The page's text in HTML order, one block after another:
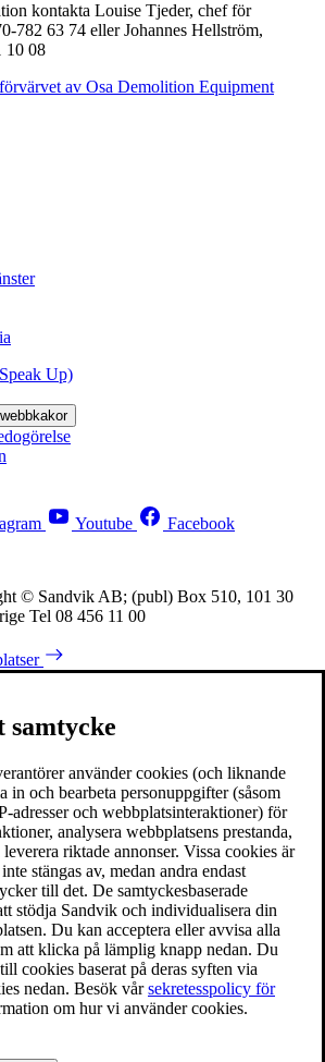
kontakta Louise Tjeder, chef för
782 63 74 eller Johannes Hellström,
10 08
av Osa Demolition Equipment
Up)
Youtube Facebook
© Sandvik AB; (publ) Box 510, 101 30
Tel 08 456 11 00
använder cookies (och liknande
in och bearbeta personuppgifter (såsom
adresser och webbplatsinteraktioner) för
analysera webbplatsens prestanda,
riktade annonser. Vissa cookies är
stängas av, medan andra endast
till det. De samtyckesbaserade
stödja Sandvik och individualisera din
Du kan acceptera eller avvisa alla
att klicka på lämplig knapp nedan. Du
cookies baserat på deras syften via
nedan. Besök vårsekretesspolicy för
om hur vi använder cookies.